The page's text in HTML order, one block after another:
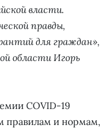
власти.
правды,
для граждан»,
области Игорь
COVID-19
правилам и нормам,